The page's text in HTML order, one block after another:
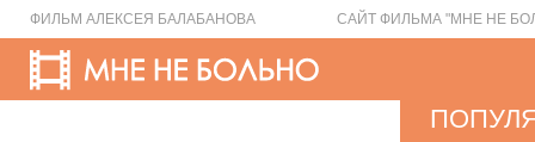
ФИЛЬМ АЛЕКСЕЯ БАЛАБАНОВА САЙТ ФИЛЬМА "МНЕ НЕ